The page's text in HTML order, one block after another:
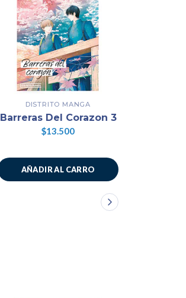
DISTRITO MANGA
Barreras Del Corazon 3
$13.500
AÑADIR AL CARRO